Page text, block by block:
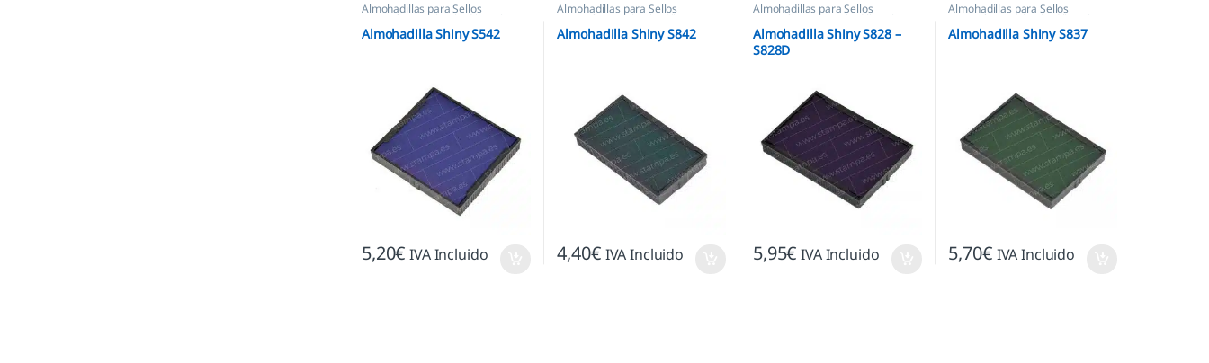
Almohadillas para Sellos
Automáticos ,Almohadillas Shiny
Almohadilla Shiny S542
5,20€ IVA Incluido
Almohadillas para Sellos
Automáticos Almohadillas
Ecológicas,Almohadillas Shiny
Almohadilla Shiny S842
4,40€ IVA Incluido
Almohadillas para Sellos
Automáticos ,Almohadillas Shiny
Almohadilla Shiny S828 –
S828D
5,95€ IVA Incluido
Almohadillas para Sellos
Automáticos Almohadillas Shiny
Almohadilla Shiny S837
5,70€ IVA Incluido